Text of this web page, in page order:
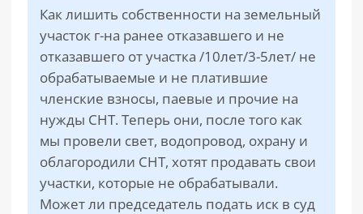
Как лишить собственности на земельный
участок г-на ранее отказавшего и не
отказавшего от участка /10лет/3-5лет/ не
обрабатываемые и не платившие
членские взносы, паевые и прочие на
нужды СНТ. Теперь они, после того как
мы провели свет, водопровод, охрану и
облагородили СНТ, хотят продавать свои
участки, которые не обрабатывали.
Может ли председатель подать иск в суд